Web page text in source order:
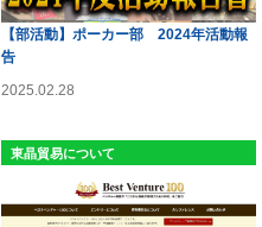
【部活動】ポーカー部 2024年活動報
告
2025.02.28
東晶貿易について